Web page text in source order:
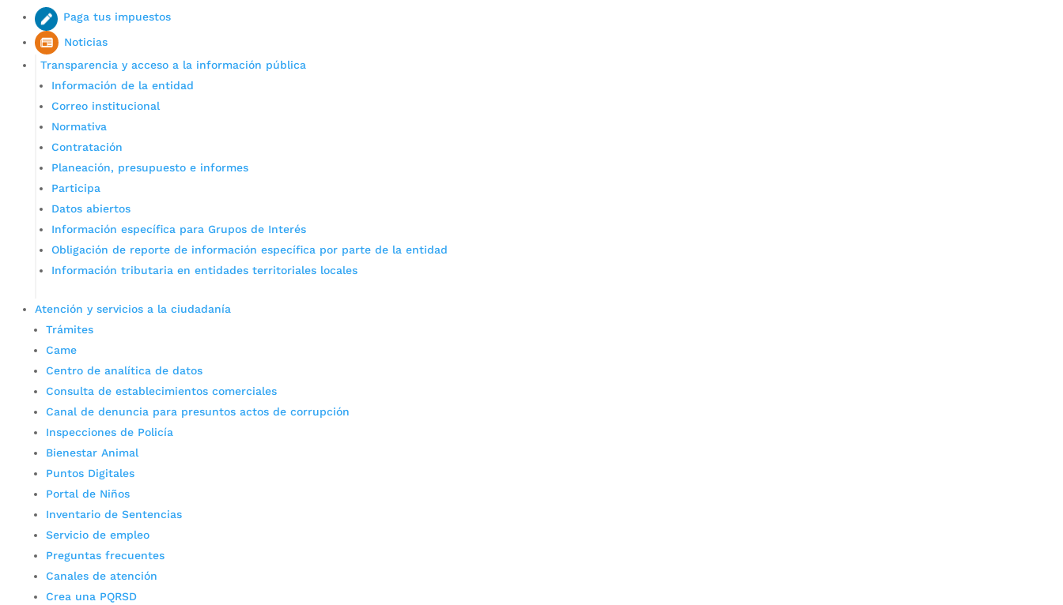
Paga tus impuestos
Noticias
Transparencia y acceso a la información pública
Información de la entidad
Correo institucional
Normativa
Contratación
Planeación, presupuesto e informes
Participa
Datos abiertos
Información específica para Grupos de Interés
Obligación de reporte de información específica por parte de la entidad
Información tributaria en entidades territoriales locales
Atención y servicios a la ciudadanía
Trámites
Came
Centro de analítica de datos
Consulta de establecimientos comerciales
Canal de denuncia para presuntos actos de corrupción
Inspecciones de Policía
Bienestar Animal
Puntos Digitales
Portal de Niños
Inventario de Sentencias
Servicio de empleo
Preguntas frecuentes
Canales de atención
Crea una PQRSD